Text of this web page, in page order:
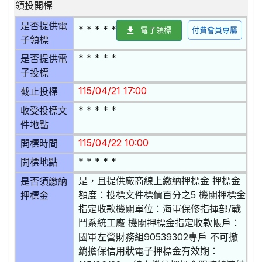
領投開標
是否提供電
子領標
* * * * * 電子領標 付費會員專屬
是否提供電
子投標
* * * * *
截止投標 115/04/21 17:00
收受投標文
件地點
* * * * *
開標時間 115/04/22 10:00
開標地點 * * * * *
是否須繳納
押標金
是，且提供廠商線上繳納押標金 押標金
額度：投標文件標價百分之5 機關押標金
指定收款機關單位：海軍保修指揮部/戰
鬥系統工廠 機關押標金指定收款帳戶：
國軍左營財務組90539302專戶 不可撤
銷擔保信用狀電子押標金有效期：